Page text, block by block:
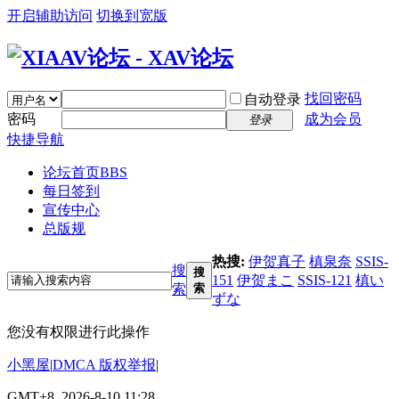
开启辅助访问 切换到宽版
自动登录 找回密码
密码
登录
成为会员
快捷导航
论坛首页BBS
每日签到
宣传中心
总版规
搜
索
搜
索
热搜: 伊贺真子 槙泉奈 SSIS-
151 伊贺まこ SSIS-121 槙い
ずな
您没有权限进行此操作
小黑屋|DMCA 版权举报|